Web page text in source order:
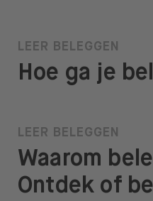
LEER BELEGGEN
Hoe ga je
LEER BELEGGEN
Waarom
Ontdek of